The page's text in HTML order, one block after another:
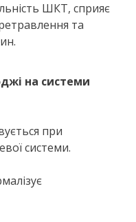
ШКТ, сприяє
та
на системи
при
системи.